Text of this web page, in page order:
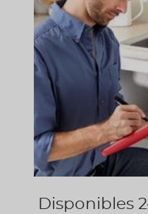
Disponibles